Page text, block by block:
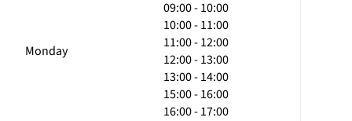
Monday
09:00 - 10:00
10:00 - 11:00
11:00 - 12:00
12:00 - 13:00
13:00 - 14:00
15:00 - 16:00
16:00 - 17:00